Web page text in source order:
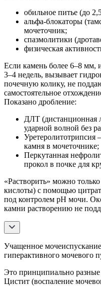
обильное питье (до
альфа-блокаторы
мочеточник;
спазмолитики
физическая
Если камень более 6–8 мм,
3–4 недель, вызывает
почечную колику, не
самостоятельное
Показано дробление:
ДЛТ (дистанционная
ударной волной без
Уретеролитотрипсия
камня в мочеточнике;
Перкутанная
прокол в почке для
«Растворить» можно
кислоты) с помощью
под контролем рН мочи.
камни растворению не
Учащенное
гиперактивного мочевого
Это принципиально
Цистит (воспаление